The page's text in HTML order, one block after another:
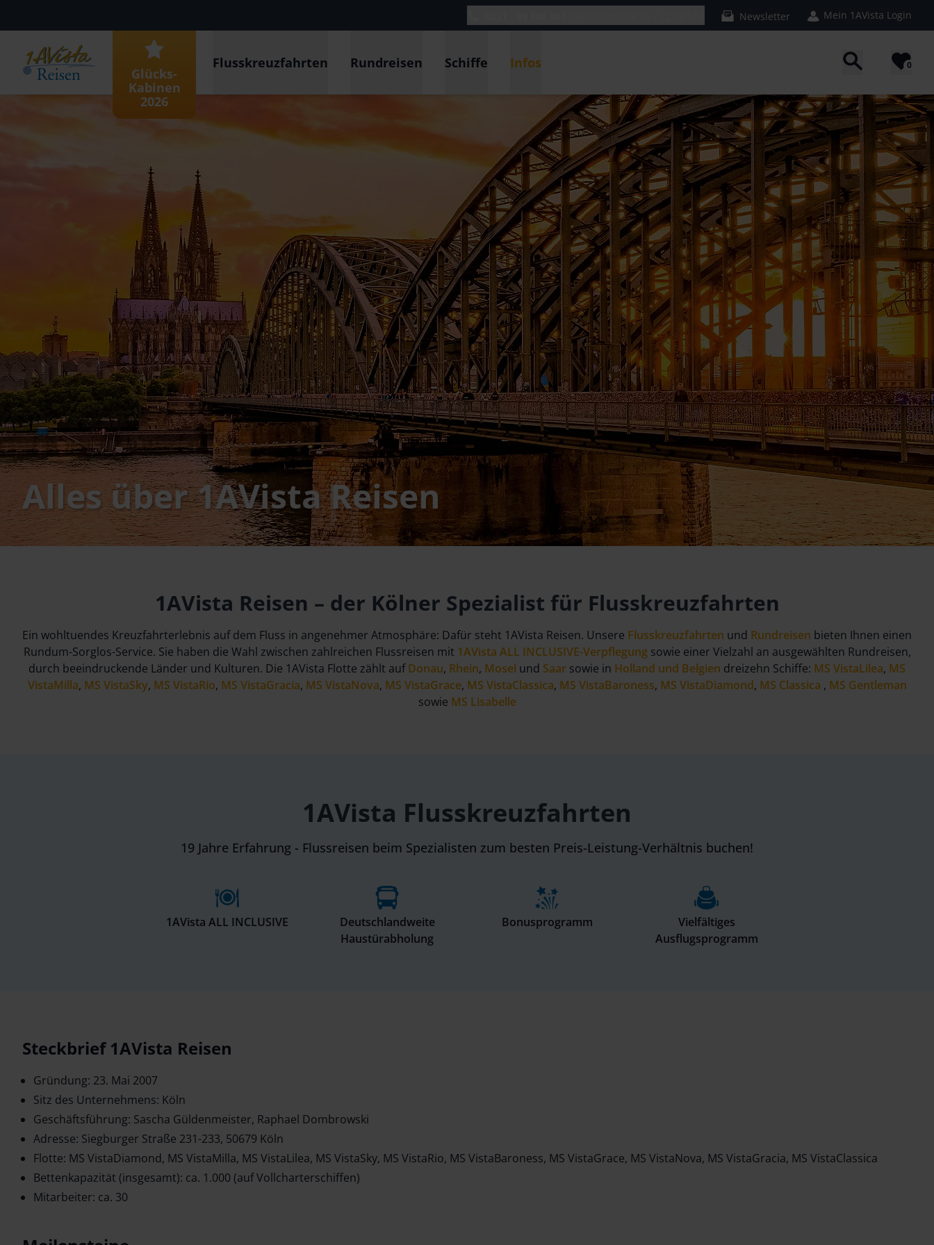
Newsletter Mein 1AVista Login
Glücks-
Kabinen
2026
Flusskreuzfahrten Rundreisen Schiffe Infos 0
Alles über 1AVista Reisen
1AVista Reisen – der Kölner Spezialist für Flusskreuzfahrten
Ein wohltuendes Kreuzfahrterlebnis auf dem Fluss in angenehmer Atmosphäre: Dafür steht 1AVista Reisen. Unsere Flusskreuzfahrten und Rundreisen bieten Ihnen einen
Rundum-Sorglos-Service. Sie haben die Wahl zwischen zahlreichen Flussreisen mit 1AVista ALL INCLUSIVE-Verpflegungsowie einer Vielzahl an ausgewählten Rundreisen,
durch beeindruckende Länder und Kulturen. Die 1AVista Flotte zählt aufDonau, Rhein, Mosel und Saar sowie in Holland und Belgien dreizehn Schiffe: MS VistaLilea, MS
VistaMilla, MS VistaSky, MS VistaRio, MS VistaGracia, MS VistaNova, MS VistaGrace, MS VistaClassica, MS VistaBaroness, MS VistaDiamond, MS Classica , MS Gentleman
sowie MS Lisabelle
1AVista Flusskreuzfahrten
19 Jahre Erfahrung - Flussreisen beim Spezialisten zum besten Preis-Leistung-Verhältnis buchen!
1AVista ALL INCLUSIVE
Deutschlandweite
Haustürabholung
Bonusprogramm
Vielfältiges
Ausflugsprogramm
Steckbrief 1AVista Reisen
Gründung: 23. Mai 2007
Sitz des Unternehmens: Köln
Geschäftsführung: Sascha Güldenmeister, Raphael Dombrowski
Adresse: Siegburger Straße 231-233, 50679 Köln
Flotte: MS VistaDiamond, MS VistaMilla, MS VistaLilea, MS VistaSky, MS VistaRio, MS VistaBaroness, MS VistaGrace, MS VistaNova, MS VistaGracia, MS VistaClassica
Bettenkapazität (insgesamt): ca. 1.000 (auf Vollcharterschiffen)
Mitarbeiter: ca. 30